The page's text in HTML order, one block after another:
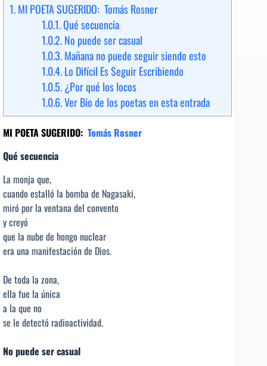
1.MI POETA SUGERIDO: Tomás Rosner
1.0.1.Qué secuencia
1.0.2.No puede ser casual
1.0.3.Mañana no puede seguir siendo esto
1.0.4.Lo Difícil Es Seguir Escribiendo
1.0.5.¿Por qué los locos
1.0.6.Ver Bio de los poetas en esta entrada
MI POETA SUGERIDO: Tomás Rosner
Qué secuencia
La monja que,
cuando estalló la bomba de Nagasaki,
miró por la ventana del convento
y creyó
que la nube de hongo nuclear
era una manifestación de Dios.
De toda la zona,
ella fue la única
a la que no
se le detectó radioactividad.
No puede ser casual